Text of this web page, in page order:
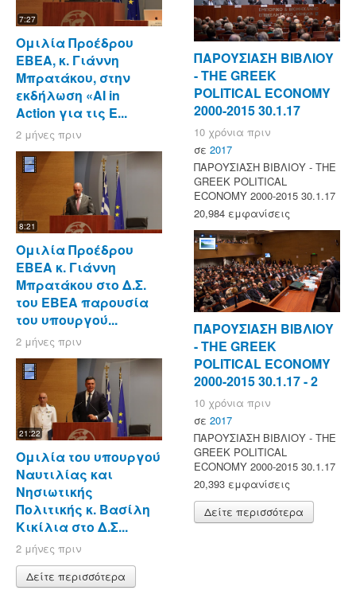
7:27
Ομιλία Προέδρου
ΕΒΕΑ, κ. Γιάννη
Μπρατάκου, στην
εκδήλωση «AI in
Action για τις Ε...
2 μήνες πριν
8:21
Ομιλία Προέδρου
ΕΒΕΑ κ. Γιάννη
Μπρατάκου στο Δ.Σ.
του ΕΒΕΑ παρουσία
του υπουργού...
2 μήνες πριν
21:22
Ομιλία του υπουργού
Ναυτιλίας και
Νησιωτικής
Πολιτικής κ. Βασίλη
Κικίλια στο Δ.Σ...
2 μήνες πριν
Δείτε περισσότερα
ΠΑΡΟΥΣΙΑΣΗ ΒΙΒΛΙΟΥ
- ΤΗΕ GREEK
POLITICAL ECONOMY
2000-2015 30.1.17
10 χρόνια πριν
σε 2017
ΠΑΡΟΥΣΙΑΣΗ ΒΙΒΛΙΟΥ - ΤΗΕ
GREEK POLITICAL
ECONOMY 2000-2015 30.1.17
20,984 εμφανίσεις
ΠΑΡΟΥΣΙΑΣΗ ΒΙΒΛΙΟΥ
- ΤΗΕ GREEK
POLITICAL ECONOMY
2000-2015 30.1.17 - 2
10 χρόνια πριν
σε 2017
ΠΑΡΟΥΣΙΑΣΗ ΒΙΒΛΙΟΥ - ΤΗΕ
GREEK POLITICAL
ECONOMY 2000-2015 30.1.17
20,393 εμφανίσεις
Δείτε περισσότερα